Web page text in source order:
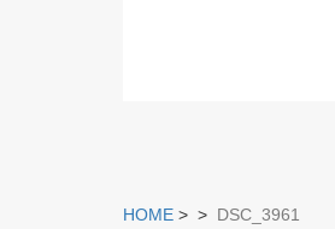
HOME > > DSC_3961